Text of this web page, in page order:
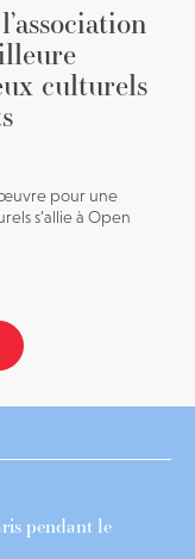
culturels
œuvre pour une
s’allie à Open
pendant le